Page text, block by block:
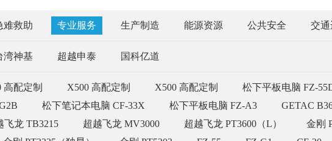
难救助 专业服务 生产制造 能源资源 公共安全 交通
湾神基 超越申泰 国科亿道
高配定制 X500 高配定制 X500 高配定制
松下平板电脑 FZ-
松下笔记本电脑 CF-33X 松下平板电脑 FZ-A3 GETAC
飞龙 TB3215 超越飞龙 MV3000 超越飞龙 PT3600（L） 金刚